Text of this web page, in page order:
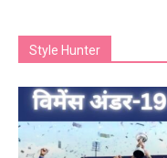
Style Hunter